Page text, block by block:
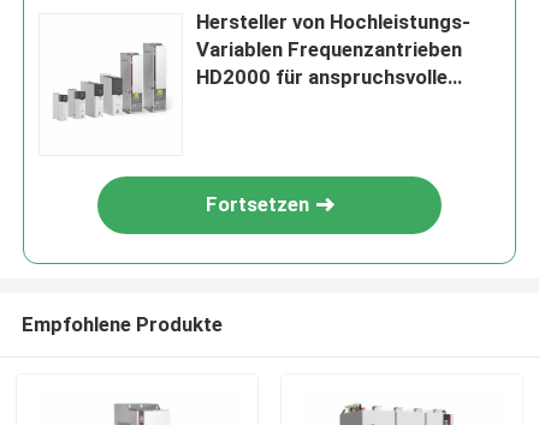
Hersteller von Hochleistungs-
Variablen Frequenzantrieben
HD2000 für anspruchsvolle
Fortsetzen
Empfohlene Produkte